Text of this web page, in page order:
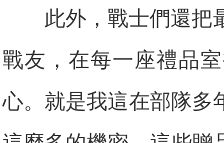
此外，戰士們還把
戰友，在每一座禮品
心。就是我這在部隊多